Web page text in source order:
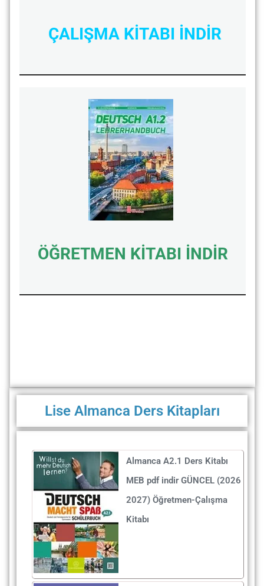
ÇALIŞMA KİTABI İNDİR
ÖĞRETMEN KİTABI İNDİR
Lise Almanca Ders Kitapları
Almanca A2.1 Ders Kitabı
MEB pdf indir GÜNCEL (2026
2027) Öğretmen-Çalışma
Kitabı